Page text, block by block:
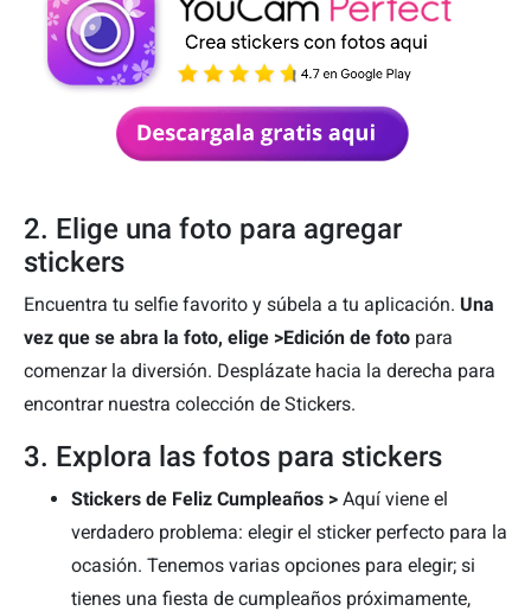
2. Elige una foto para agregar
stickers
Encuentra tu selfie favorito y súbela a tu aplicación. Una
vez que se abra la foto, elige >Edición de foto para
comenzar la diversión. Desplázate hacia la derecha para
encontrar nuestra colección de Stickers.
3. Explora las fotos para stickers
Stickers de Feliz Cumpleaños > Aquí viene el
verdadero problema: elegir el sticker perfecto para la
ocasión. Tenemos varias opciones para elegir; si
tienes una fiesta de cumpleaños próximamente,